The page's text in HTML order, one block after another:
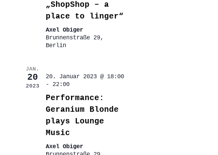
„ShopShop – a
place to linger“
Axel Obiger
Brunnenstraße 29,
Berlin
JAN.
20
2023
20. Januar 2023 @ 18:00
- 22:00
Performance:
Geranium Blonde
plays Lounge
Music
Axel Obiger